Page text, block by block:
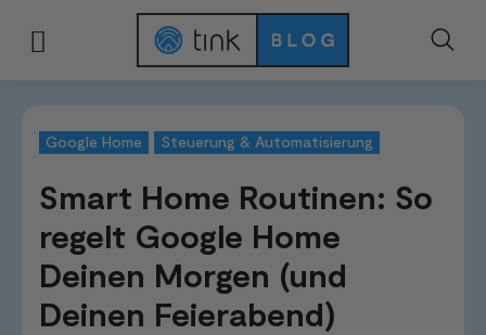
Google Home Steuerung & Automatisierung
Smart Home Routinen: So
regelt Google Home
Deinen Morgen (und
Deinen Feierabend)